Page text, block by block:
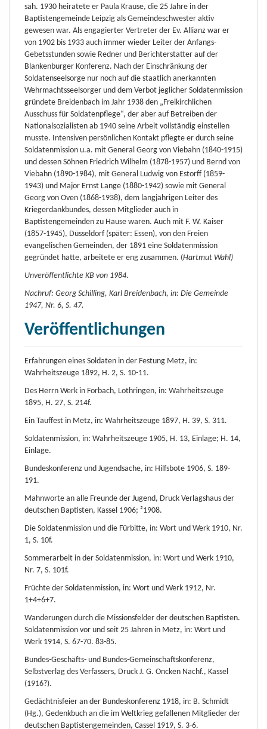
sah. 1930 heiratete er Paula Krause, die 25 Jahre in der
Baptistengemeinde Leipzig als Gemeindeschwester aktiv
gewesen war. Als engagierter Vertreter der Ev. Allianz war er
von 1902 bis 1933 auch immer wieder Leiter der Anfangs-
Gebetsstunden sowie Redner und Berichterstatter auf der
Blankenburger Konferenz. Nach der Einschränkung der
Soldatenseelsorge nur noch auf die staatlich anerkannten
Wehrmachtsseelsorger und dem Verbot jeglicher Soldatenmission
gründete Breidenbach im Jahr 1938 den „Freikirchlichen
Ausschuss für Soldatenpflege“, der aber auf Betreiben der
Nationalsozialisten ab 1940 seine Arbeit vollständig einstellen
musste. Intensiven persönlichen Kontakt pflegte er durch seine
Soldatenmission u.a. mit General Georg von Viebahn (1840-1915)
und dessen Söhnen Friedrich Wilhelm (1878-1957) und Bernd von
Viebahn (1890-1984), mit General Ludwig von Estorff (1859-
1943) und Major Ernst Lange (1880-1942) sowie mit General
Georg von Oven (1868-1938), dem langjährigen Leiter des
Kriegerdankbundes, dessen Mitglieder auch in
Baptistengemeinden zu Hause waren. Auch mit F. W. Kaiser
(1857-1945), Düsseldorf (später: Essen), von den Freien
evangelischen Gemeinden, der 1891 eine Soldatenmission
gegründet hatte, arbeitete er eng zusammen. (Hartmut Wahl)
Unveröffentlichte KB von 1984.
Nachruf: Georg Schilling, Karl Breidenbach, in: Die Gemeinde
1947, Nr. 6, S. 47.
Veröffentlichungen
Erfahrungen eines Soldaten in der Festung Metz, in:
Wahrheitszeuge 1892, H. 2, S. 10-11.
Des Herrn Werk in Forbach, Lothringen, in: Wahrheitszeuge
1895, H. 27, S. 214f.
Ein Tauffest in Metz, in: Wahrheitszeuge 1897, H. 39, S. 311.
Soldatenmission, in: Wahrheitszeuge 1905, H. 13, Einlage; H. 14,
Einlage.
Bundeskonferenz und Jugendsache, in: Hilfsbote 1906, S. 189-
191.
Mahnworte an alle Freunde der Jugend, Druck Verlagshaus der
deutschen Baptisten, Kassel 1906; ²1908.
Die Soldatenmission und die Fürbitte, in: Wort und Werk 1910, Nr.
1, S. 10f.
Sommerarbeit in der Soldatenmission, in: Wort und Werk 1910,
Nr. 7, S. 101f.
Früchte der Soldatenmission, in: Wort und Werk 1912, Nr.
1+4+6+7.
Wanderungen durch die Missionsfelder der deutschen Baptisten.
Soldatenmission vor und seit 25 Jahren in Metz, in: Wort und
Werk 1914, S. 67-70. 83-85.
Bundes-Geschäfts- und Bundes-Gemeinschaftskonferenz,
Selbstverlag des Verfassers, Druck J. G. Oncken Nachf., Kassel
(1916?).
Gedächtnisfeier an der Bundeskonferenz 1918, in: B. Schmidt
(Hg.), Gedenkbuch an die im Weltkrieg gefallenen Mitglieder der
deutschen Baptistengemeinden, Cassel 1919, S. 3-6.